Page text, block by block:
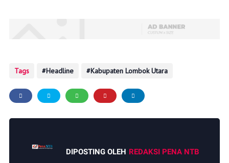
Tags Headline Kabupaten Lombok Utara
DIPOSTING OLEH REDAKSI PENA NTB